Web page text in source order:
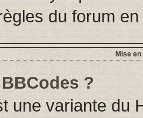
du forum
Mise
?
une variante du